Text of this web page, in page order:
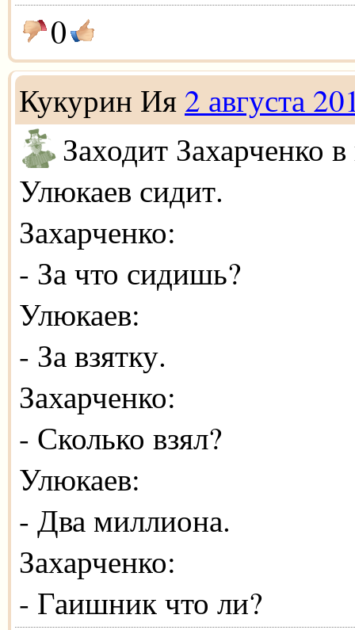
0
Кукурин Ия 2 августа
Заходит Захарченко
Улюкаев сидит.
Захарченко:
- За что сидишь?
Улюкаев:
- За взятку.
Захарченко:
- Сколько взял?
Улюкаев:
- Два миллиона.
Захарченко:
- Гаишник что ли?